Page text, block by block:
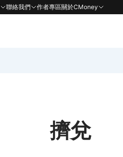
聯絡我們 作者專區關於CMoney
擠兌